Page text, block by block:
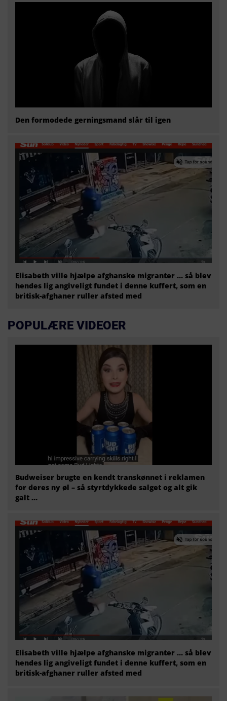
Den formodede gerningsmand slår til igen
Elisabeth ville hjælpe afghanske migranter … så blev
hendes lig angiveligt fundet i denne kuffert, som en
britisk-afghaner ruller afsted med
POPULÆRE VIDEOER
Budweiser brugte en kendt transkønnet i reklamen
for deres ny øl – så styrtdykkede salget og alt gik
galt …
Elisabeth ville hjælpe afghanske migranter … så blev
hendes lig angiveligt fundet i denne kuffert, som en
britisk-afghaner ruller afsted med